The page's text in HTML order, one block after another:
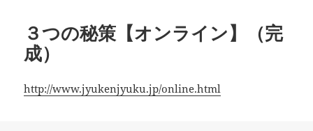
ー
３つの秘策【オンライン】（完
成）
http://www.jyukenjyuku.jp/online.html